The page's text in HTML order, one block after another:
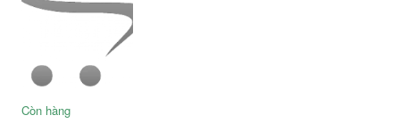
Còn hàng